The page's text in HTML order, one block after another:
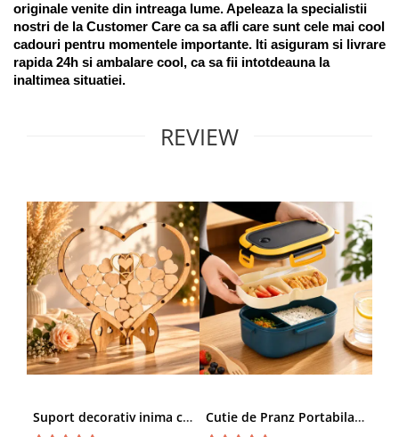
originale venite din intreaga lume. Apeleaza la specialistii
nostri de la Customer Care ca sa afli care sunt cele mai cool
cadouri pentru momentele importante. Iti asiguram si livrare
rapida 24h si ambalare cool, ca sa fii intotdeauna la
inaltimea situatiei.
REVIEW
Suport decorativ inima cu mesaje, Cadou cu suflet Cutie de Pranz Portabila cu Compartimente